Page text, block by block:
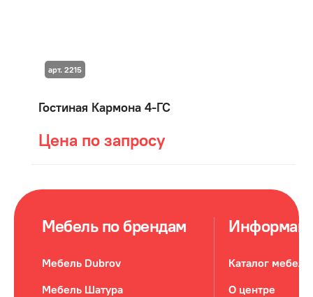
Гостиная Кармона 4-ГС
Цена по запросу
арт. 2215
Мебель по брендам
Мебель Dubrov
Мебель Шатура
Каталог мебели
О центре